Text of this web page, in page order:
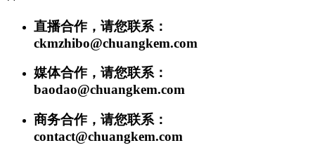
直播合作，请您联系：
ckmzhibo@chuangkem.com
媒体合作，请您联系：
baodao@chuangkem.com
商务合作，请您联系：
contact@chuangkem.com